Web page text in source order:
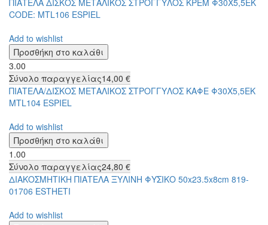
ΠΙΑΤΕΛΑ ΔΙΣΚΟΣ ΜΕΤΑΛΙΚΟΣ ΣΤΡΟΓΓΥΛΟΣ ΚΡΕΜ Φ30Χ5,5ΕΚ
CODE: MTL106 ESPIEL
Add to wishlist
3.00
Σύνολο παραγγελίας14,00 €
ΠΙΑΤΕΛΑ/ΔΙΣΚΟΣ ΜΕΤΑΛΙΚΟΣ ΣΤΡΟΓΓΥΛΟΣ ΚΑΦΕ Φ30Χ5,5ΕΚ
MTL104 ESPIEL
Add to wishlist
1.00
Σύνολο παραγγελίας24,80 €
ΔΙΑΚΟΣΜΗΤΙΚΗ ΠΙΑΤΕΛΑ ΞΥΛΙΝΗ ΦΥΣΙΚΟ 50x23.5x8cm 819-
01706 ESTHETI
Add to wishlist